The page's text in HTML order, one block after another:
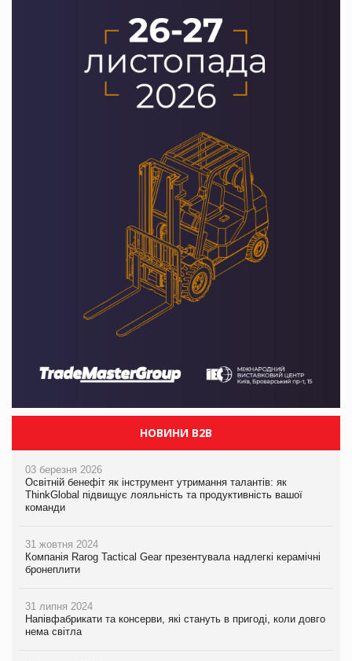
НОВИНИ B2B
03 березня 2026
Освітній бенефіт як інструмент утримання талантів: як
ThinkGlobal підвищує лояльність та продуктивність вашої
команди
31 жовтня 2024
Компанія Rarog Tactical Gear презентувала надлегкі керамічні
бронеплити
31 липня 2024
Напівфабрикати та консерви, які стануть в пригоді, коли довго
нема світла